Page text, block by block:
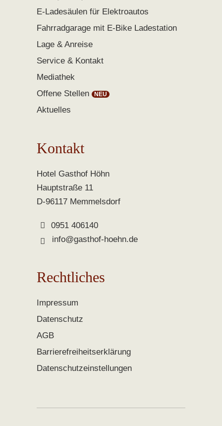
E-Ladesäulen für Elektroautos
Fahrradgarage mit E-Bike Ladestation
Lage & Anreise
Service & Kontakt
Mediathek
Offene Stellen
Aktuelles
Kontakt
Hotel Gasthof Höhn
Hauptstraße 11
D-96117 Memmelsdorf
0951 406140
info@gasthof-hoehn.de
Rechtliches
Impressum
Datenschutz
AGB
Barrierefreiheitserklärung
Datenschutzeinstellungen